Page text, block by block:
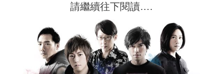
請繼續往下閱讀….